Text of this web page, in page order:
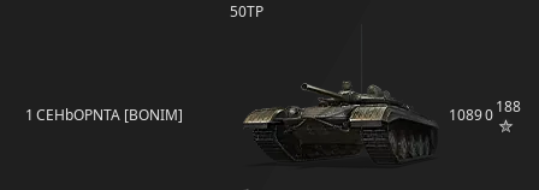
50TP
1 CEHbOPNTA [BONIM] 10890188